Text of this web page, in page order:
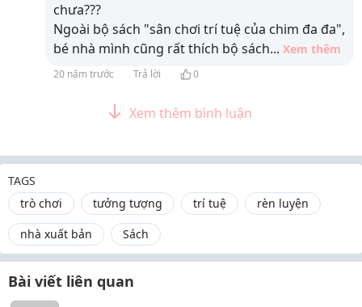
chưa???
Ngoài bộ sách "sân chơi trí tuệ của chim đa đa",
bé nhà mình cũng rất thích bộ sách... Xem thêm
20 năm trước Trả lời 0
Xem thêm bình luận
TAGS
trò chơi
tưởng tượng trí tuệ
rèn luyện
nhà xuất bản
Sách
Bài viết liên quan